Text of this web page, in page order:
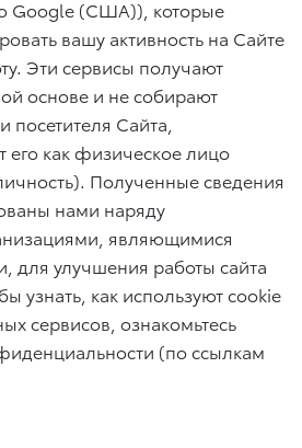
Google (США)), которые
вашу активность на Сайте
Эти сервисы получают
основе и не собирают
посетителя Сайта,
как физическое лицо
Полученные сведения
нами наряду
являющимися
для улучшения работы сайта
узнать, как используют cookie
сервисов, ознакомьтесь
(по ссылкам